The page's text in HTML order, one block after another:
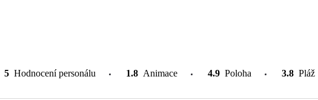
5 Hodnocení personálu 1.8 Animace 4.9 Poloha 3.8 Pláž